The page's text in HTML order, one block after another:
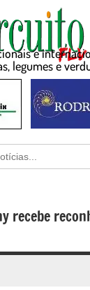
e
legumes e
recebe